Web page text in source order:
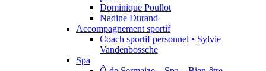
Dominique Poullot
Nadine Durand
Accompagnement sportif
Coach sportif personnel • Sylvie
Vandenbossche
Spa